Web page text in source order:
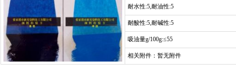
耐水性:5,耐油性:5
耐酸性:5,耐碱性:5
吸油量g/100g:≤55
相关附件：暂无附件